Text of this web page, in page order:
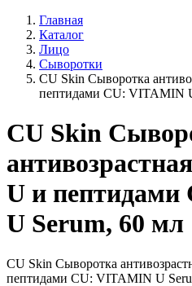
Главная
Каталог
Лицо
Сыворотки
CU Skin Сыворотка
пептидами CU: VITAMIN
CU Skin
U и
U Serum, 60 мл
CU Skin Сыворотка
пептидами CU: VITAMIN U